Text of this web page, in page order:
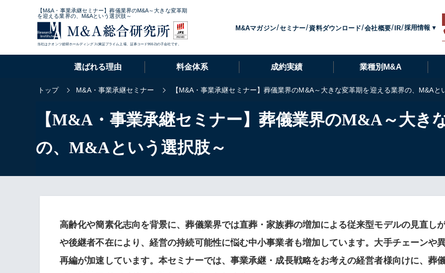
【M&A・事業承継セミナー】葬儀業界のM&A～大きな変革期
を迎える業界の、M&Aという選択肢～
当社はクオンツ総研ホールディングス(東証プライム上場、証券コード9552)の子会社です。
M&Aマガジン セミナー 資料ダウンロード 会社概要 IR 採用情報
選ばれる理由 料金体系 成約実績 業種別M&A
トップ M&A・事業承継セミナー 【M&A・事業承継セミナー】葬儀業界のM&A～大きな変革期を迎える業界の、M&Aと
【M&A・事業承継セミナー】葬儀業界のM&A～大き
の、M&Aという選択肢～
高齢化や簡素化志向を背景に、葬儀業界では直葬・家族葬の増加による従来型モデルの見直し
や後継者不在により、経営の持続可能性に悩む中小事業者も増加しています。大手チェーンや
再編が加速しています。本セミナーでは、事業承継・成長戦略をお考えの経営者様向けに、葬